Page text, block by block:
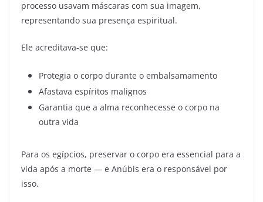
processo usavam máscaras com sua imagem,
representando sua presença espiritual.
Ele acreditava-se que:
Protegia o corpo durante o embalsamamento
Afastava espíritos malignos
Garantia que a alma reconhecesse o corpo na
outra vida
Para os egípcios, preservar o corpo era essencial para a
vida após a morte — e Anúbis era o responsável por
isso.